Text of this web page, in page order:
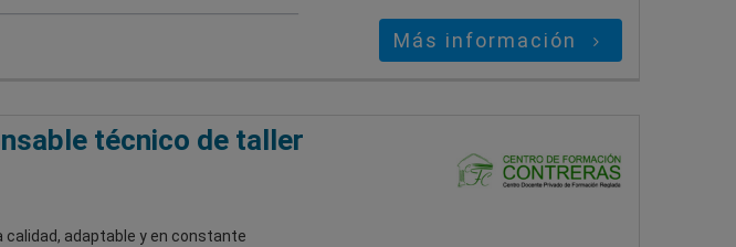
Más información
técnico de taller
adaptable y en constante